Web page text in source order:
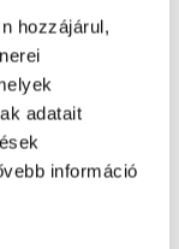
hozzájárul,
adatait
információ